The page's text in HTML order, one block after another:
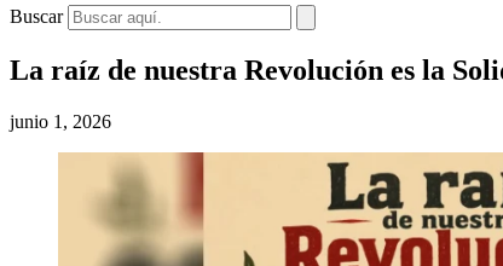
Buscar
La raíz de nuestra Revolución es la
junio 1, 2026